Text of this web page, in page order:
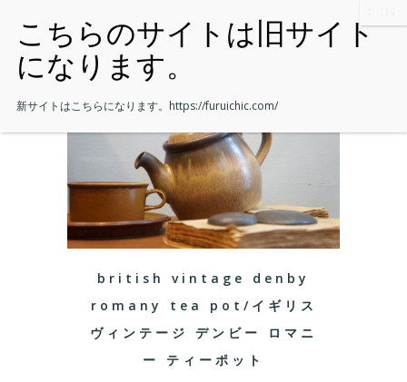
british vintage denby
romany tea pot/イギリス
ヴィンテージ デンビー ロマニ
ー ティーポット
新サイトはこちらになります。 https://furuichic.com/